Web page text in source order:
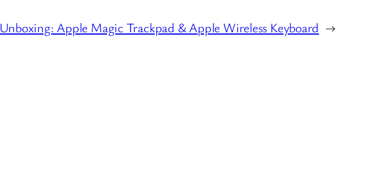
Unboxing: Apple Magic Trackpad & Apple Wireless Keyboard →